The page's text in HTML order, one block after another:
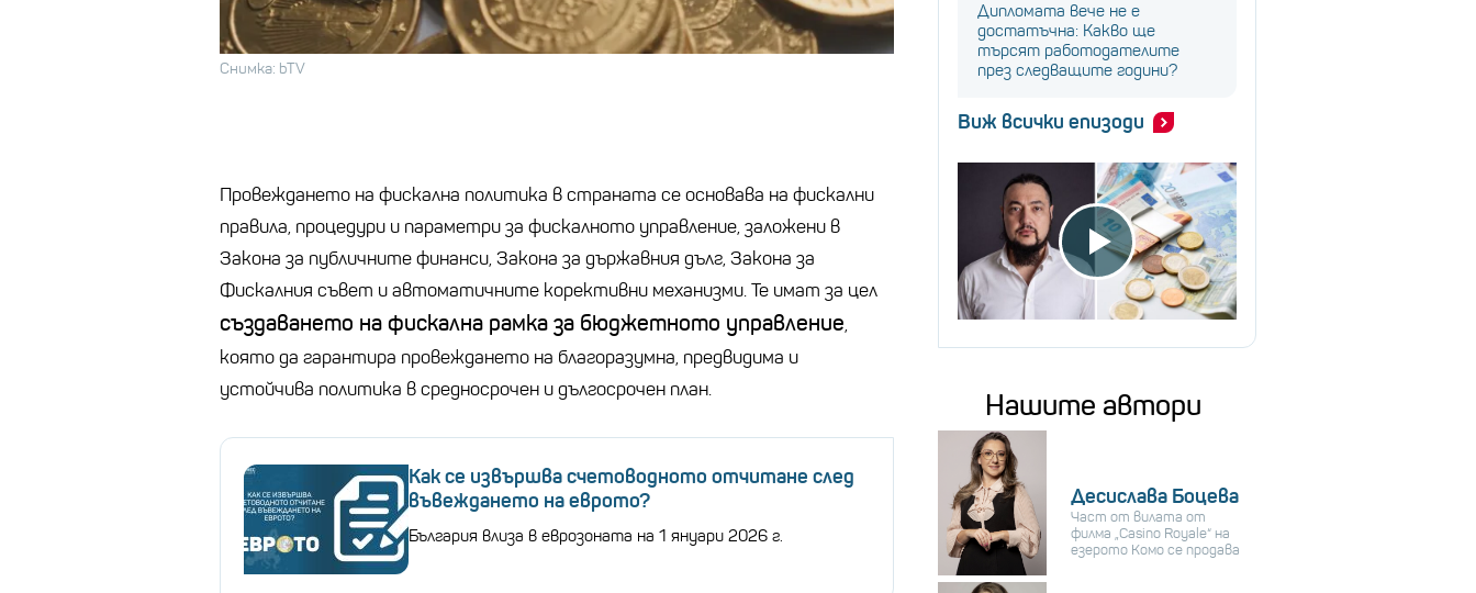
Снимка: bTV
Провеждането на фискална политика в страната се основава на фискални
правила, процедури и параметри за фискалното управление, заложени в
Закона за публичните финанси, Закона за държавния дълг, Закона за
Фискалния съвет и автоматичните корективни механизми. Те имат за цел
създаването на фискална рамка за бюджетното управление,
която да гарантира провеждането на благоразумна, предвидима и
устойчива политика в средносрочен и дългосрочен план.
Как се извършва счетоводното отчитане след
въвеждането на еврото?
България влиза в еврозоната на 1 януари 2026 г.
Дипломата вече не е
достатъчна: Какво ще
търсят работодателите
през следващите години?
Виж всички епизоди
Нашите автори
Десислава Боцева
Част от вилата от
филма „Casino Royale“ на
езерото Комо се продава